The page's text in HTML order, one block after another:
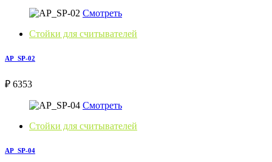
Смотреть
Стойки для считывателей
AP_SP-02
₽ 6353
Смотреть
Стойки для считывателей
AP_SP-04